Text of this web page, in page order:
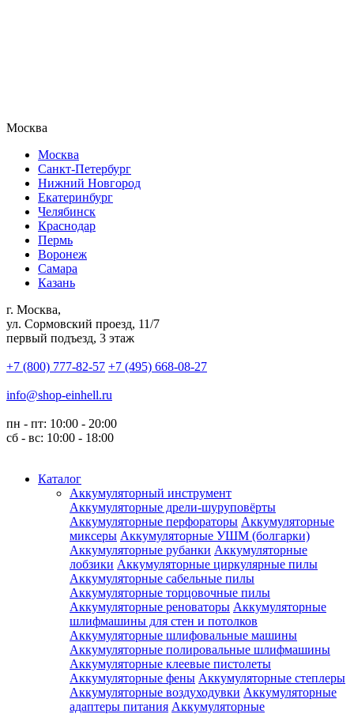
Москва
Москва
Санкт-Петербург
Нижний Новгород
Екатеринбург
Челябинск
Краснодар
Пермь
Воронеж
Самара
Казань
г. Москва,
ул. Сормовский проезд, 11/7
первый подъезд, 3 этаж
+7 (800) 777-82-57 +7 (495) 668-08-27
info@shop-einhell.ru
пн - пт: 10:00 - 20:00
сб - вс: 10:00 - 18:00
Каталог
Аккумуляторный инструмент
Аккумуляторные дрели-шуруповёрты
Аккумуляторные перфораторы Аккумуляторные
миксеры Аккумуляторные УШМ (болгарки)
Аккумуляторные рубанки Аккумуляторные
лобзики Аккумуляторные циркулярные пилы
Аккумуляторные сабельные пилы
Аккумуляторные торцовочные пилы
Аккумуляторные реноваторы Аккумуляторные
шлифмашины для стен и потолков
Аккумуляторные шлифовальные машины
Аккумуляторные полировальные шлифмашины
Аккумуляторные клеевые пистолеты
Аккумуляторные фены Аккумуляторные степлеры
Аккумуляторные воздуходувки Аккумуляторные
адаптеры питания Аккумуляторные